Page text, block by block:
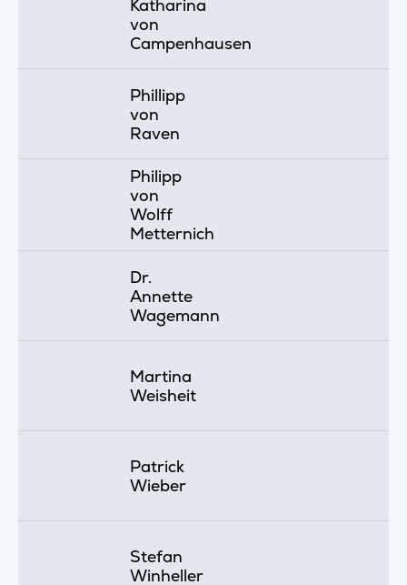
Katharina
von
Campenhausen
Phillipp
von
Raven
Philipp
von
Wolff
Metternich
Dr.
Annette
Wagemann
Martina
Weisheit
Patrick
Wieber
Stefan
Winheller